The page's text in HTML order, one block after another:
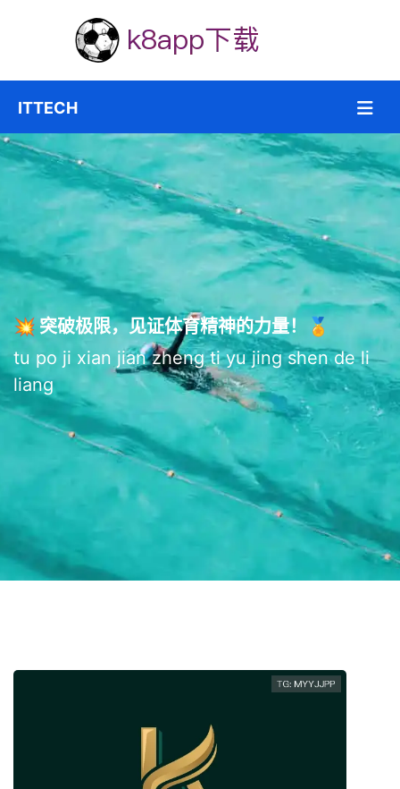
💥 突破极限，见证体育精神的力量！🏅
tu po ji xian jian zheng ti yu jing shen de li
liang